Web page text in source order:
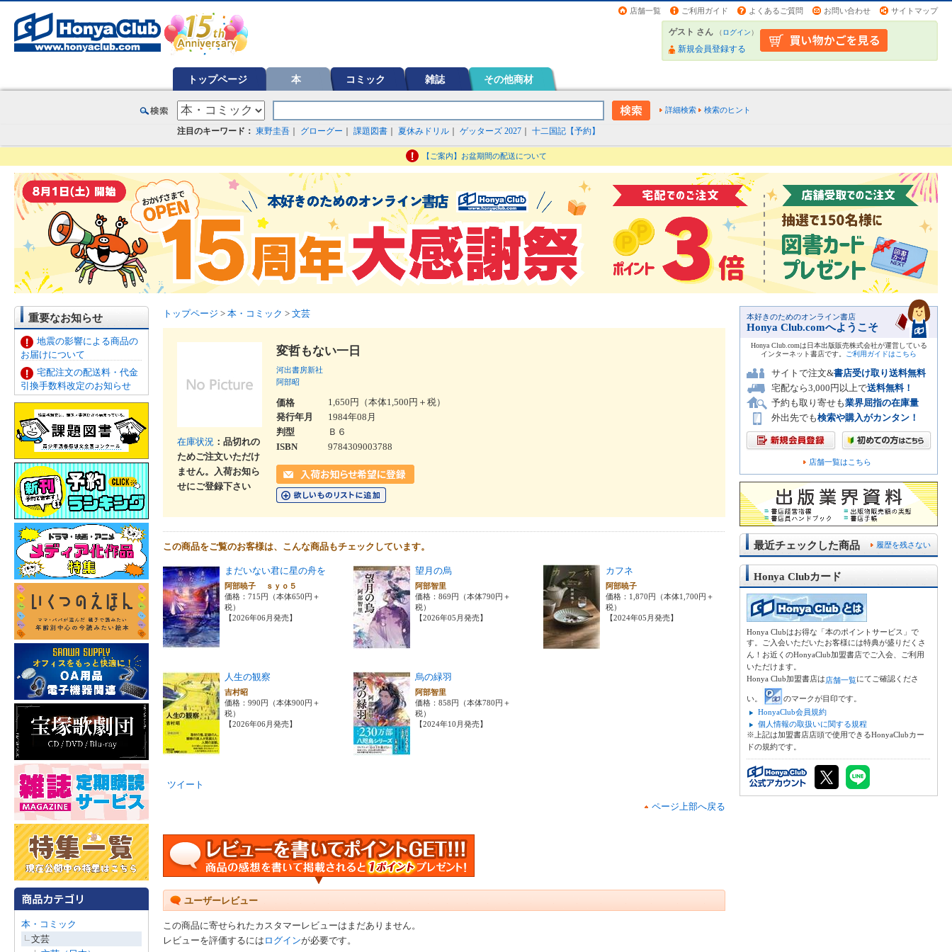
店舗一覧 ご利用ガイド よくあるご質問 お問い合わせ サイトマップ
ゲスト さん （ログイン）
新規会員登録する
トップページ 本 コミック 雑誌 その他商材
詳細検索 検索のヒント
注目のキーワード： 東野圭吾 グローグー 課題図書 夏休みドリル ゲッターズ 2027 十二国記【予約】
【ご案内】お盆期間の配送について
重要なお知らせ
地震の影響による商品の
お届けについて
宅配注文の配送料・代金
引換手数料改定のお知らせ
本・コミック
文芸
トップページ > 本・コミック > 文芸
在庫状況 ：品切れの
ためご注文いただけ
ません。入荷お知ら
せにご登録下さい
変哲もない一日
河出書房新社
阿部昭
価格
1,650円（本体1,500円＋税）
発行年月
1984年08月
判型
Ｂ６
ISBN
9784309003788
この商品をご覧のお客様は、こんな商品もチェックしています。
まだいない君に星の舟を
阿部暁子 ｓｙｏ５
価格：715円（本体650円＋
税）
【2026年06月発売】
望月の烏
阿部智里
価格：869円（本体790円＋
税）
【2026年05月発売】
カフネ
阿部暁子
価格：1,870円（本体1,700円＋
税）
【2024年05月発売】
人生の観察
吉村昭
価格：990円（本体900円＋
税）
【2026年06月発売】
烏の緑羽
阿部智里
価格：858円（本体780円＋
税）
【2024年10月発売】
ツイート
ページ上部へ戻る
ユーザーレビュー
この商品に寄せられたカスタマーレビューはまだありません。
レビューを評価するには ログインが必要です。
本好きのためのオンライン書店
Honya Club.comへようこそ
Honya Club.comは日本出版販売株式会社が運営している
インターネット書店です。
ご利用ガイドはこちら
サイトで注文&書店受け取り送料無料
宅配なら3,000円以上で送料無料！
予約も取り寄せも業界屈指の在庫量
外出先でも検索や購入がカンタン！
店舗一覧はこちら
履歴を残さない
最近チェックした商品
Honya Clubカード
Honya Clubはお得な「本のポイントサービス」で
す。ご入会いただいたお客様には特典が盛りだくさ
ん！お近くのHonyaClub加盟書店でご入会、ご利用
いただけます。
Honya Club加盟書店は店舗一覧にてご確認くださ
い。
のマークが目印です。
HonyaClub会員規約
個人情報の取扱いに関する規程
※上記は加盟書店店頭で使用できるHonyaClubカー
ドの規約です。